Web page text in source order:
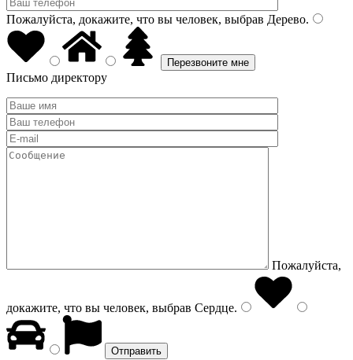
Пожалуйста, докажите, что вы человек, выбрав Дерево.
Письмо директору
Пожалуйста,
докажите, что вы человек, выбрав Сердце.